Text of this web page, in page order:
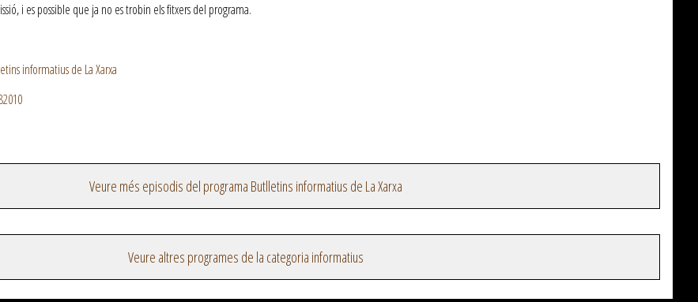
i es possible que ja no es trobin els fitxers del programa.
informatius de La Xarxa
Veure més episodis del programa Butlletins informatius de La Xarxa
Veure altres programes de la categoria informatius